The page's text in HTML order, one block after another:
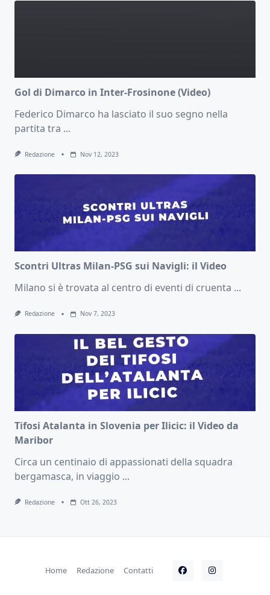
Gol di Dimarco in Inter-Frosinone (Video)
Federico Dimarco ha lasciato il suo segno nella
partita tra ...
Redazione Nov 12, 2023
Scontri Ultras Milan-PSG sui Navigli: il Video
Milano si è trovata al centro di eventi di cruenta ...
Redazione Nov 7, 2023
Tifosi Atalanta in Slovenia per Ilicic: il Video da
Maribor
Circa un centinaio di appassionati della squadra
bergamasca, in viaggio ...
Redazione Ott 26, 2023
Home Redazione Contatti